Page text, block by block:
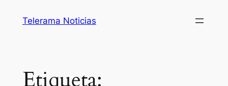
Telerama Noticias
Etiqueta: